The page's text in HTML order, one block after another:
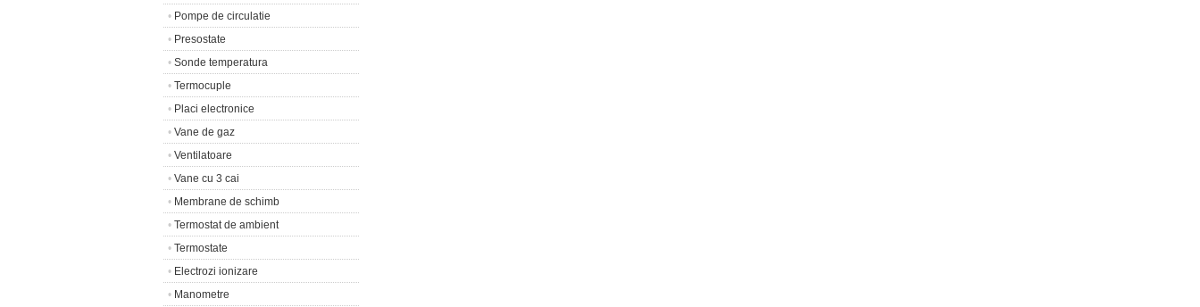
• Pompe de circulatie
• Presostate
• Sonde temperatura
• Termocuple
• Placi electronice
• Vane de gaz
• Ventilatoare
• Vane cu 3 cai
• Membrane de schimb
• Termostat de ambient
• Termostate
• Electrozi ionizare
• Manometre